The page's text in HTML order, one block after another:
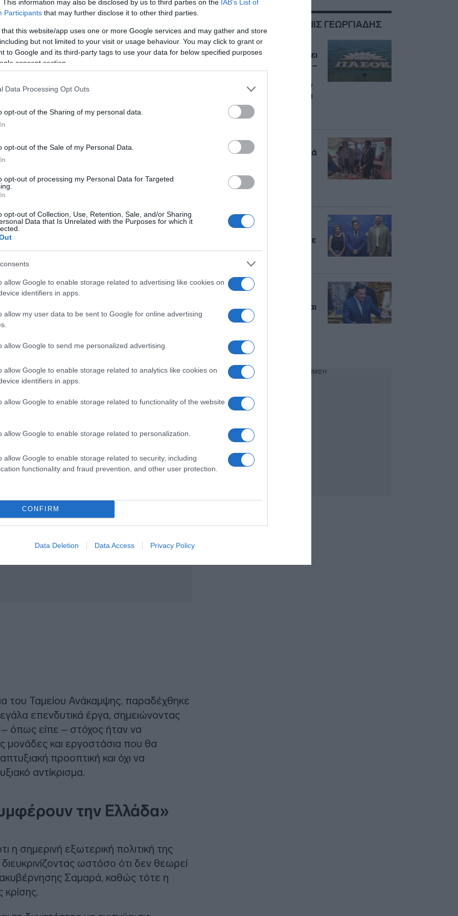
This information may also be disclosed by us to third parties on the IAB’s List of
Participants that may further disclose it to other third parties.
that this website/app uses one or more Google services and may gather and store
but not limited to your visit or usage behaviour. You may click to grant or
to Google and its third-party tags to use your data for below specified purposes
consent section.
Data Processing Opt Outs
opt-out of the Sharing of my personal data.
opt-out of the Sale of my Personal Data.
opt-out of processing my Personal Data for Targeted
opt-out of Collection, Use, Retention, Sale, and/or Sharing
Data that Is Unrelated with the Purposes for which it
allow Google to enable storage related to advertising like cookies on
identifiers in apps.
allow my user data to be sent to Google for online advertising
allow Google to send me personalized advertising.
allow Google to enable storage related to analytics like cookies on
identifiers in apps.
allow Google to enable storage related to functionality of the website
allow Google to enable storage related to personalization.
allow Google to enable storage related to security, including
functionality and fraud prevention, and other user protection.
CONFIRM
Data Deletion Data Access Privacy Policy
για την
από τοπικές μικρές
κατασκευαστικούς ομίλους.
«Προλαμβάνω» ενίσχυσε οικονομικά
της χώρας,
πολλά χρήματα σε μικρομεσαίους
ότι, αν χρειαστεί, είναι
στον πρώην πρωθυπουργό.
η κατηγορία περί διανομής των
είναι η ίδια που, όπως
ο Αλέξης Τσίπρας, ο Στέφανος
Κωνσταντοπούλου και ο Κυριάκος
άκουσα και από τον Σαμαρά.Δεν
είπε, κανένα στοιχείο αλήθειας και
με «εξαιρετικά ευφυή τρόπο».
μια κυβέρνηση των πλουσίων ή των
πως και ο ίδιος ο Αντώνης
αντίστοιχες επιθέσεις από την
ότι «
καλό είναι να πέσουν οι τόνοι»,
κριτική, αλλά όχι με τέτοιου
του Ταμείου Ανάκαμψης, παραδέχθηκε
επενδυτικά έργα, σημειώνοντας
όπως είπε – στόχος ήταν να
μονάδες και εργοστάσια που θα
προοπτική και όχι να
αντίκρισμα.
την Ελλάδα»
η σημερινή εξωτερική πολιτική της
ωστόσο ότι δεν θεωρεί
Σαμαρά, καθώς τότε η
κρίσης.
ΣΧΕΤΙΚΑ ΜΕ:ΑΔΩΝΙΣ ΓΕΩΡΓΙΑΔΗΣ
ΠΑΣΟΚ: “Ο κ.
Γεωργιάδης συνεχίζει
να πετάει χαρταετό –
τον λογαριασμό των
40 εκατ. ευρώ για τα
Σπιτάκια
Ανακύκλωσης”;
Πολίτες στη Λήμνο
επιτέθηκαν φραστικά
θέλουμε παράσιτα,
Δωρεάν διαμονή για
γιατρούς και
νοσηλευτές σε πέντε
νησιά μέσω
Airbnb.org
Επίθεση Γεωργιάδη
“Αυτό που κάνει είναι
κατάντια, θέλει να
ευχαριστημένος;”
ΔΙΑΦΗΜΙΣΗ